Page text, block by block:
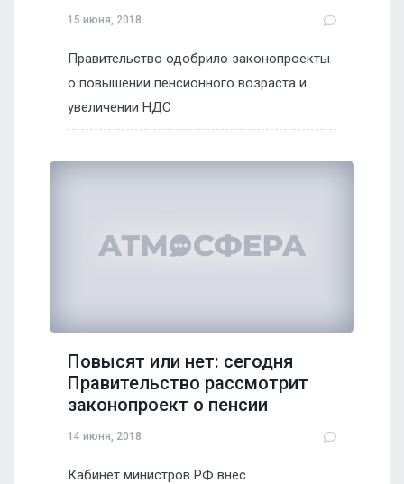
15 июня, 2018
Правительство одобрило законопроекты
о повышении пенсионного возраста и
увеличении НДС
Повысят или нет: сегодня
Правительство рассмотрит
законопроект о пенсии
14 июня, 2018
Кабинет министров РФ внес